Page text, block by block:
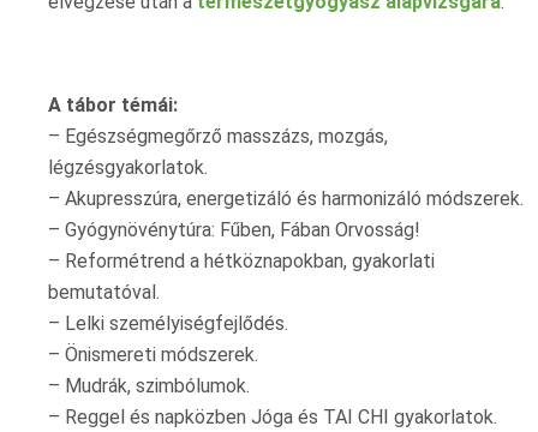
A tábor témái:
– Egészségmegőrző masszázs, mozgás,
légzésgyakorlatok.
– Akupresszúra, energetizáló és harmonizáló módszerek.
– Gyógynövénytúra: Fűben, Fában Orvosság!
– Reformétrend a hétköznapokban, gyakorlati
bemutatóval.
– Lelki személyiségfejlődés.
– Önismereti módszerek.
– Mudrák, szimbólumok.
– Reggel és napközben Jóga és TAI CHI gyakorlatok.